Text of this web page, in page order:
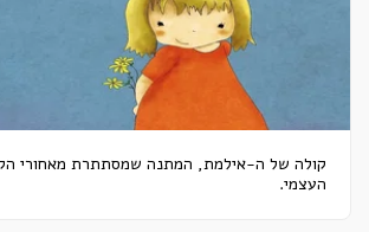
קולה של ה-אילמת, המתנה שמסתתרת מאחורי
העצמי.